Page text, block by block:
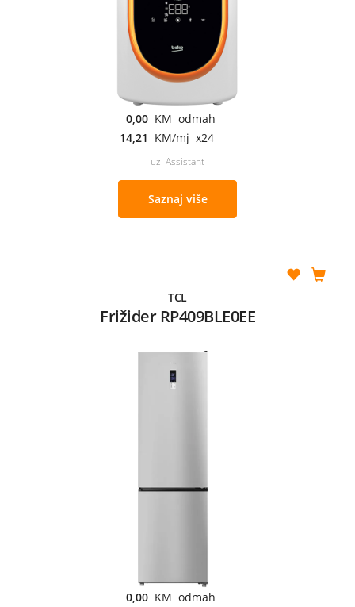
0,00 KM odmah
14,21 KM/mj x24
uz Assistant
Saznaj više
TCL
Frižider RP409BLE0EE
0,00 KM odmah